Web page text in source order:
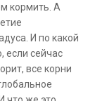
кормить. А
И по какой
если сейчас
все корни